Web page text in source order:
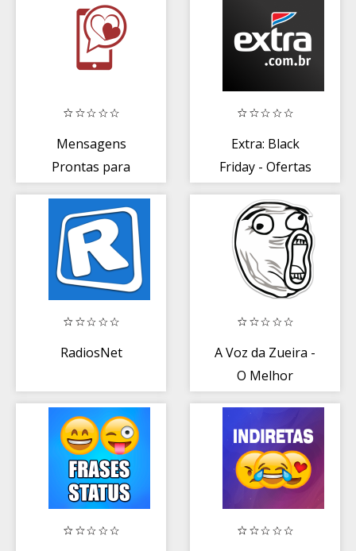
Mensagens
Prontas para
Extra: Black
Friday - Ofertas
Online
RadiosNet
A Voz da Zueira -
O Melhor